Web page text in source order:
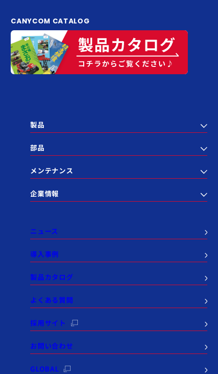
CANYCOM CATALOG
製品
部品
メンテナンス
企業情報
ニュース
導入事例
製品カタログ
よくある質問
採用サイト
お問い合わせ
GLOBAL